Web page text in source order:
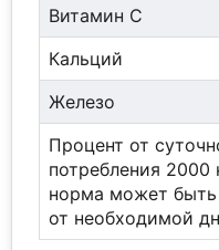
Витамин C
Кальций
Железо
Процент от
потребления 2000
норма может
от необходимой